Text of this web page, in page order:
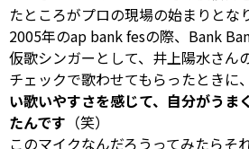
たところがプロの現場の始まりとな
2005年のap bank fesの際、Bank
仮歌シンガーとして、井上陽水さん
チェックで歌わせてもらったときに、
い歌いやすさを感じて、自分がうま
たんです （笑）
このマイクなんだろうってみたらそ